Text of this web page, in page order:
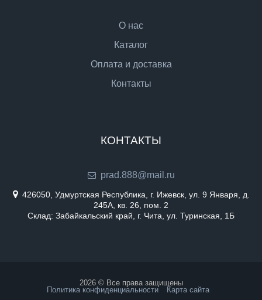
О нас
Каталог
Оплата и доставка
Контакты
КОНТАКТЫ
prad.888@mail.ru
426050, Удмуртская Республика, г. Ижевск, ул. 9 Января, д.
245А, кв. 26, пом. 2
Склад: Забайкальский край, г. Чита, ул. Туринская, 1Б
2026 © Все права защищены
Политика конфиденциальности
Карта сайта